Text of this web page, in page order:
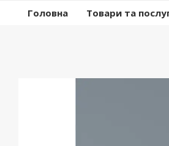
Головна Товари та